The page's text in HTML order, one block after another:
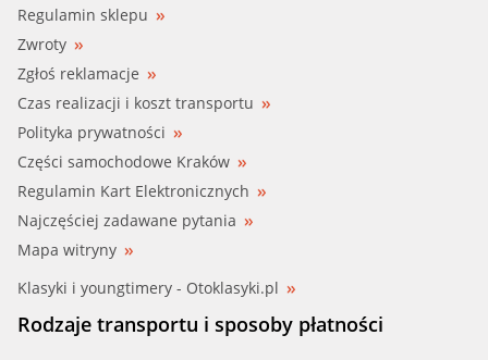
Regulamin sklepu
Zwroty
Zgłoś reklamacje
Czas realizacji i koszt transportu
Polityka prywatności
Części samochodowe Kraków
Regulamin Kart Elektronicznych
Najczęściej zadawane pytania
Mapa witryny
Klasyki i youngtimery - Otoklasyki.pl
Rodzaje transportu i sposoby płatności